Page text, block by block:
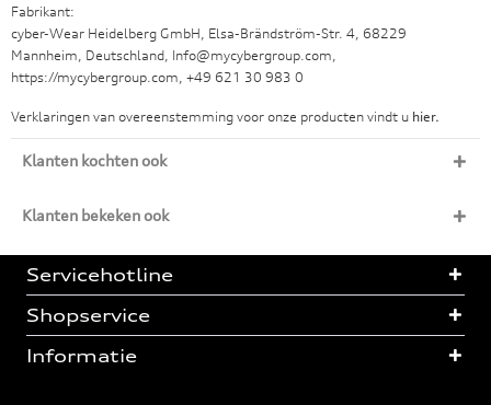
Fabrikant:
cyber-Wear Heidelberg GmbH, Elsa-Brändström-Str. 4, 68229
Mannheim, Deutschland, Info@mycybergroup.com,
https://mycybergroup.com, +49 621 30 983 0
Verklaringen van overeenstemming voor onze producten vindt u hier.
Klanten kochten ook
Klanten bekeken ook
Servicehotline
Shopservice
Informatie